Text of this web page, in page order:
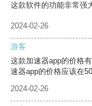
这款软件的功能非常强
2024-02-26
游客
这款加速器app的价格
速器app的价格应该在
2024-02-26